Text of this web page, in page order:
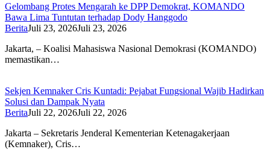
Gelombang Protes Mengarah ke DPP Demokrat, KOMANDO
Bawa Lima Tuntutan terhadap Dody Hanggodo
BeritaJuli 23, 2026Juli 23, 2026
Jakarta, – Koalisi Mahasiswa Nasional Demokrasi (KOMANDO)
memastikan…
Sekjen Kemnaker Cris Kuntadi: Pejabat Fungsional Wajib Hadirkan
Solusi dan Dampak Nyata
BeritaJuli 22, 2026Juli 22, 2026
Jakarta – Sekretaris Jenderal Kementerian Ketenagakerjaan
(Kemnaker), Cris…